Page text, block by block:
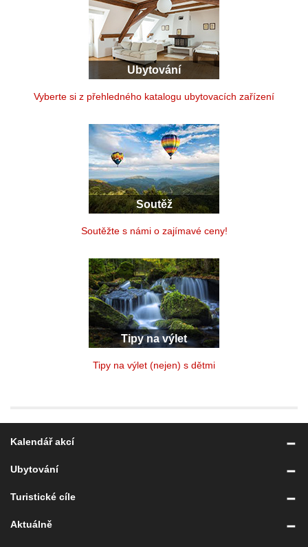
Ubytování
Vyberte si z přehledného katalogu ubytovacích zařízení
Soutěž
Soutěžte s námi o zajímavé ceny!
Tipy na výlet
Tipy na výlet (nejen) s dětmi
Kalendář akcí
Ubytování
Turistické cíle
Aktuálně